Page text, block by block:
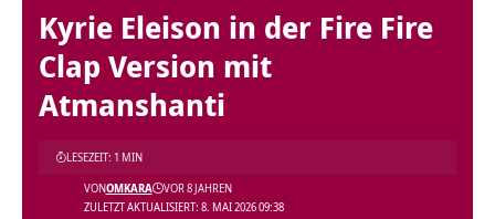
Kyrie Eleison in der Fire Fire
Clap Version mit
Atmanshanti
ZULETZT AKTUALISIERT: 8. MAI 2026 09:38
VONOMKARA VOR 8 JAHREN
LESEZEIT: 1 MIN